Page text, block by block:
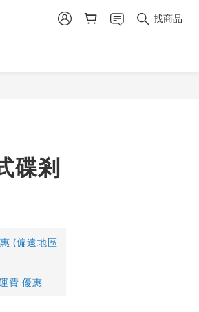
找商品
碟剎
(偏遠地區
費 優惠